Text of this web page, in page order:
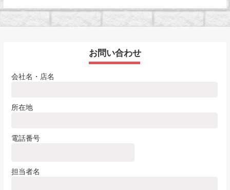
お問い合わせ
会社名・店名
所在地
電話番号
担当者名